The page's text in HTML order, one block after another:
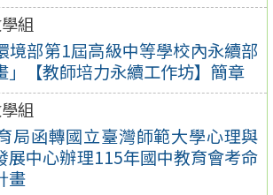
組
境部第1屆高級中等學校內永續部
」【教師培力永續工作坊】簡章
組
局函轉國立臺灣師範大學心理與
展中心辦理115年國中教育會考命
畫